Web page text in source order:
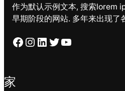
作为默认示例文本, 搜索lorem
早期阶段的网站. 多年来出现了
脸书Instagram 领英 推特YouTube
家